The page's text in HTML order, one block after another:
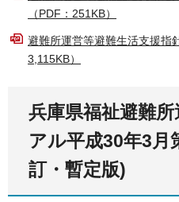
（PDF：251KB）
避難所運営等避難生活支援指
3,115KB）
兵庫県福祉避難
アル平成30年3月
訂・暫定版)